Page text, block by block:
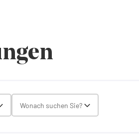
Select Toggle Select
Wonach suchen Sie?